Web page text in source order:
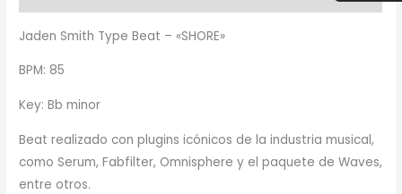
Jaden Smith Type Beat – «SHORE»
BPM: 85
Key: Bb minor
Beat realizado con plugins icónicos de la industria musical,
como Serum, Fabfilter, Omnisphere y el paquete de Waves,
entre otros.